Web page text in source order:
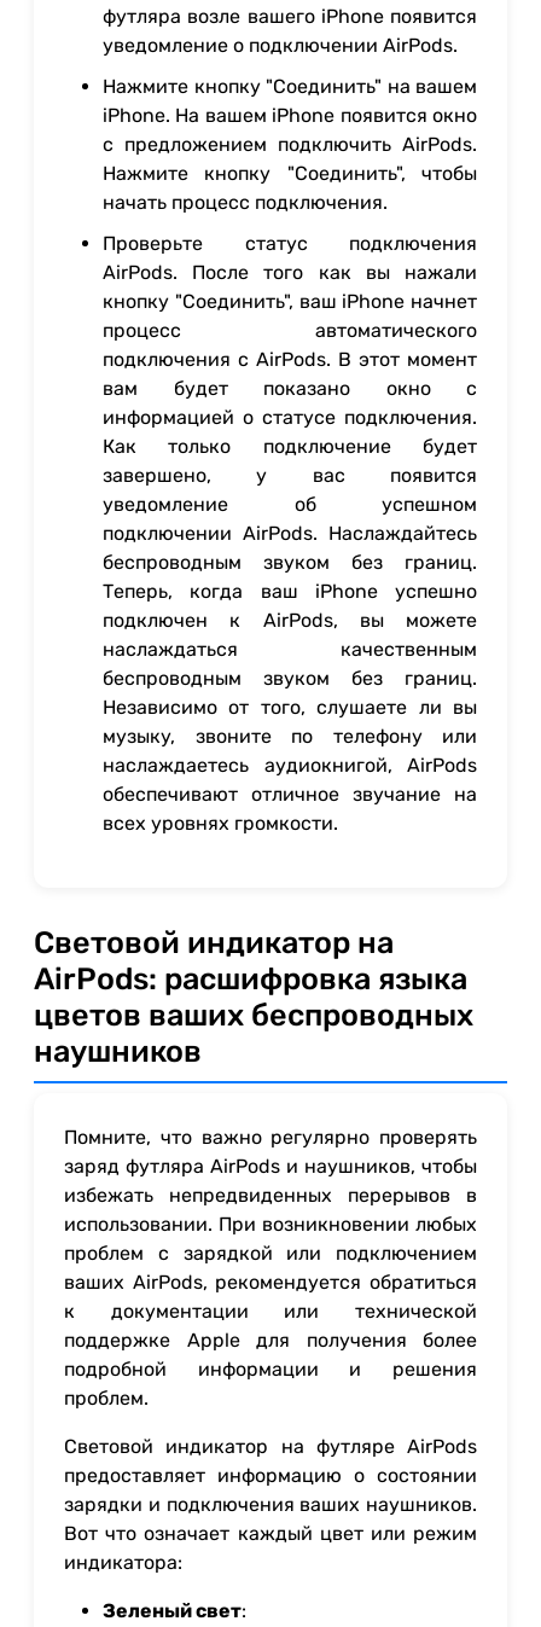
футляра возле вашего iPhone появится
уведомление о подключении AirPods.
Нажмите кнопку "Соединить" на вашем
iPhone. На вашем iPhone появится окно
с предложением подключить AirPods.
Нажмите кнопку "Соединить", чтобы
начать процесс подключения.
Проверьте статус подключения
AirPods. После того как вы нажали
кнопку "Соединить", ваш iPhone начнет
процесс автоматического
подключения с AirPods. В этот момент
вам будет показано окно с
информацией о статусе подключения.
Как только подключение будет
завершено, у вас появится
уведомление об успешном
подключении AirPods. Наслаждайтесь
беспроводным звуком без границ.
Теперь, когда ваш iPhone успешно
подключен к AirPods, вы можете
наслаждаться качественным
беспроводным звуком без границ.
Независимо от того, слушаете ли вы
музыку, звоните по телефону или
наслаждаетесь аудиокнигой, AirPods
обеспечивают отличное звучание на
всех уровнях громкости.
Световой индикатор на
AirPods: расшифровка языка
цветов ваших беспроводных
наушников
Помните, что важно регулярно проверять
заряд футляра AirPods и наушников, чтобы
избежать непредвиденных перерывов в
использовании. При возникновении любых
проблем с зарядкой или подключением
ваших AirPods, рекомендуется обратиться
к документации или технической
поддержке Apple для получения более
подробной информации и решения
проблем.
Световой индикатор на футляре AirPods
предоставляет информацию о состоянии
зарядки и подключения ваших наушников.
Вот что означает каждый цвет или режим
индикатора:
Зеленый свет: